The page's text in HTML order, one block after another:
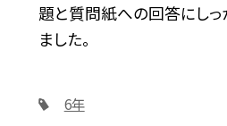
題と質問紙への回答にしっ
ました。
6年